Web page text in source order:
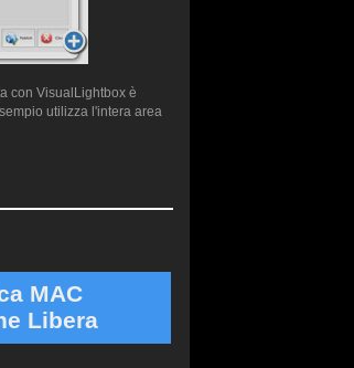
con VisualLightbox è
utilizza l'intera area
MAC
Libera